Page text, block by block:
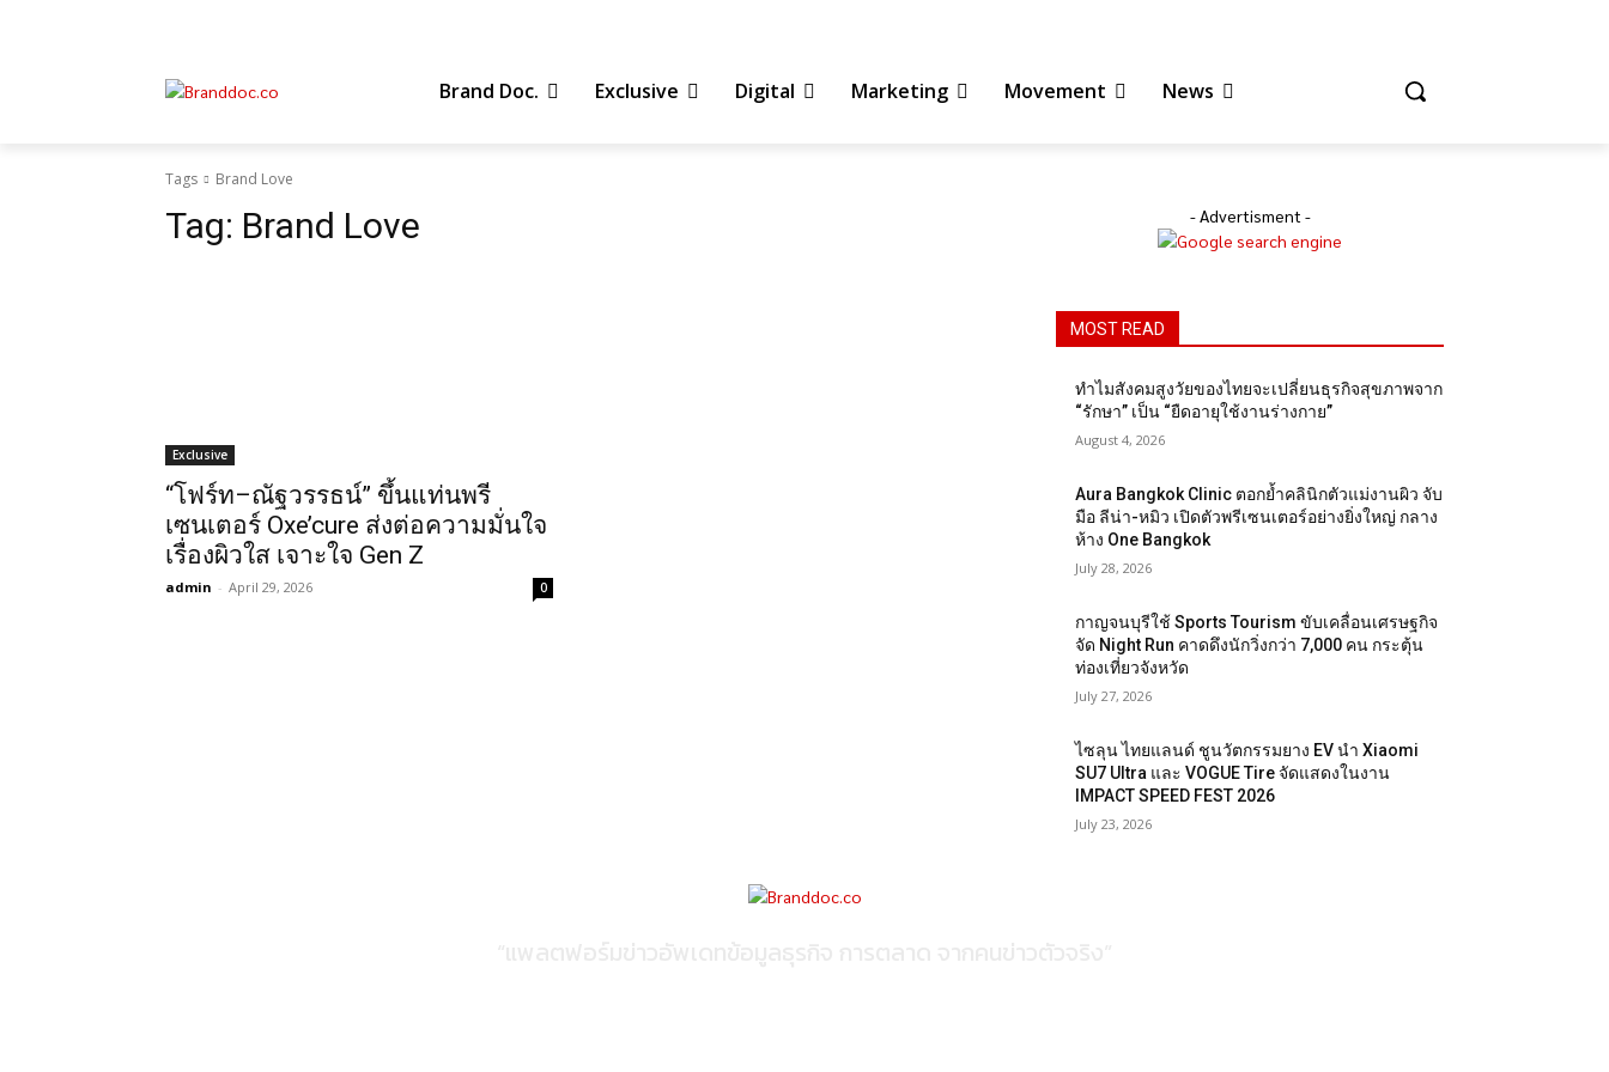
Brand Doc. Exclusive Digital Marketing Movement News
Tags Brand Love
Tag: Brand Love
Exclusive
“โฟร์ท–ณัฐวรรธน์” ขึ้นแท่นพรี
เซนเตอร์ Oxe’cure ส่งต่อความมั่นใจ
เรื่องผิวใส เจาะใจ Gen Z
admin - April 29, 2026 0
- Advertisment -
MOST READ
ทำไมสังคมสูงวัยของไทยจะเปลี่ยนธุรกิจสุขภาพจาก
“รักษา” เป็น “ยืดอายุใช้งานร่างกาย”
August 4, 2026
Aura Bangkok Clinic ตอกย้ำคลินิกตัวแม่งานผิว จับ
มือ ลีน่า-หมิว เปิดตัวพรีเซนเตอร์อย่างยิ่งใหญ่ กลาง
ห้าง One Bangkok
July 28, 2026
กาญจนบุรีใช้ Sports Tourism ขับเคลื่อนเศรษฐกิจ
จัด Night Run คาดดึงนักวิ่งกว่า 7,000 คน กระตุ้น
ท่องเที่ยวจังหวัด
July 27, 2026
ไซลุน ไทยแลนด์ ชูนวัตกรรมยาง EV นำ Xiaomi
SU7 Ultra และ VOGUE Tire จัดแสดงในงาน
IMPACT SPEED FEST 2026
July 23, 2026